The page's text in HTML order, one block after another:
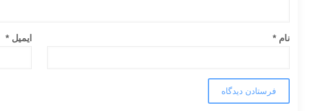
نام * ایمیل*